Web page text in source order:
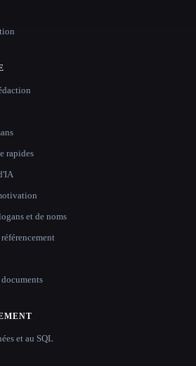
rapides
et de noms
et au SQL